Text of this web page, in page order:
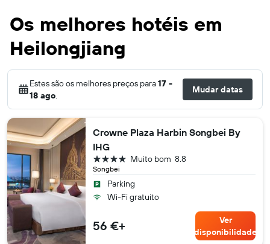
Os melhores hotéis em
Heilongjiang
Estes são os melhores preços para17 -
18 ago
Mudar datas
Crowne Plaza Harbin Songbei By
IHG
Songbei
8.8
Muito bom
4 estrelas
Parking
Wi-Fi gratuito
56 €+
Ver
disponibilidade